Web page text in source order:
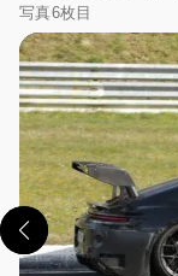
写真6枚目